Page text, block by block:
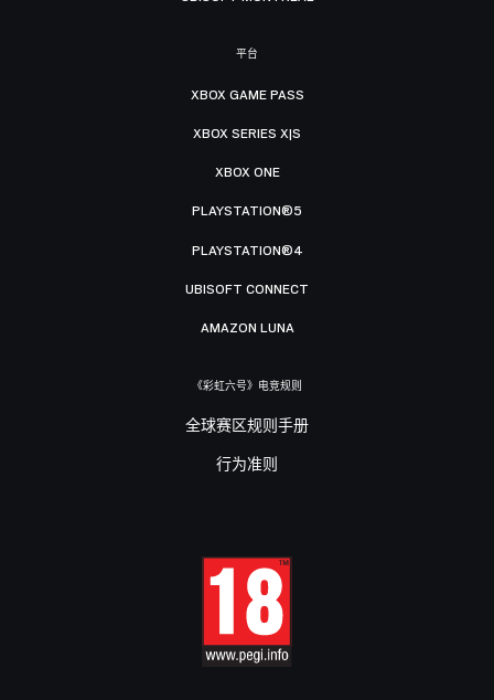
平台
XBOX GAME PASS
XBOX SERIES X|S
XBOX ONE
PLAYSTATION®5
PLAYSTATION®4
UBISOFT CONNECT
AMAZON LUNA
《彩虹六号》电竞规则
全球赛区规则手册
行为准则